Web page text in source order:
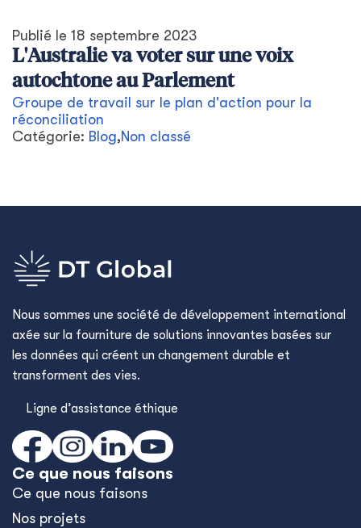
Publié le 18 septembre 2023
L'Australie va voter sur une voix
autochtone au Parlement
Groupe de travail sur le plan d'action pour la
réconciliation
Catégorie: Blog,Non classé
Nous sommes une société de développement international
axée sur la fourniture de solutions innovantes basées sur
les données qui créent un changement durable et
transforment des vies.
Ligne d’assistance éthique
Ce que nous faisons
Ce que nous faisons
Nos projets